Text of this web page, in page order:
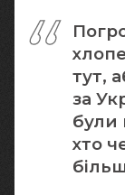
тут,
за
були
хто